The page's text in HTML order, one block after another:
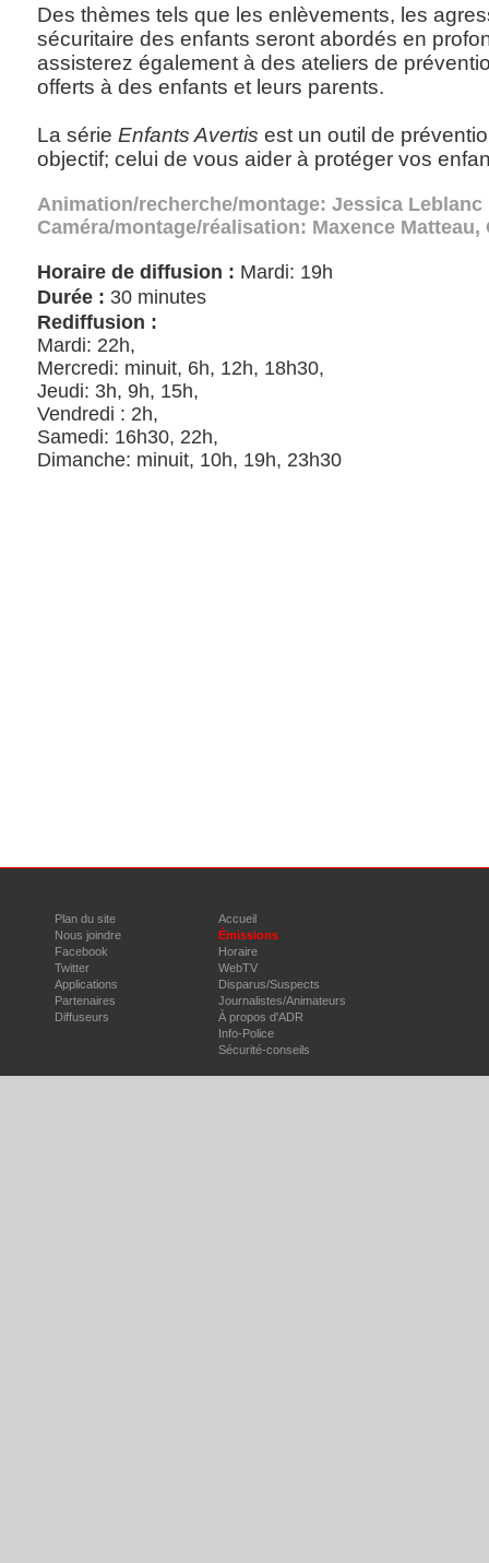
Des thèmes tels que les enlèvements, les
sécuritaire des enfants seront abordés en
assisterez également à des ateliers de
offerts à des enfants et leurs parents.
La série Enfants Avertis est un outil de
objectif; celui de vous aider à protéger vos
Animation/recherche/montage: Jessica Leblanc
Caméra/montage/réalisation: Maxence
Horaire de diffusion : Mardi: 19h
Durée : 30 minutes
Rediffusion :
Mardi: 22h,
Mercredi: minuit, 6h, 12h, 18h30,
Jeudi: 3h, 9h, 15h,
Vendredi : 2h,
Samedi: 16h30, 22h,
Dimanche: minuit, 10h, 19h, 23h30
Plan du site
Nous joindre
Facebook
Twitter
Applications
Partenaires
Diffuseurs
Accueil
Émissions
Horaire
WebTV
Disparus/Suspects
Journalistes/Animateurs
À propos d'ADR
Info-Police
Sécurité-conseils